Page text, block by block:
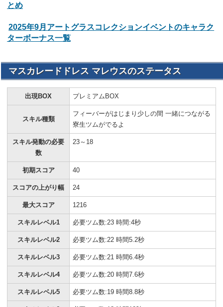
とめ
2025年9月アートグラスコレクションイベントのキャラク
ターボーナス一覧
マスカレードドレス マレウスのステータス
出現BOX プレミアムBOX
スキル種類
フィーバーがはじまり少しの間 一緒につながる
寮生ツムがでるよ
スキル発動の必要
数
23～18
初期スコア 40
スコアの上がり幅 24
最大スコア 1216
スキルレベル1 必要ツム数:23 時間:4秒
スキルレベル2 必要ツム数:22 時間5.2秒
スキルレベル3 必要ツム数:21 時間6.4秒
スキルレベル4 必要ツム数:20 時間7.6秒
スキルレベル5 必要ツム数:19 時間8.8秒